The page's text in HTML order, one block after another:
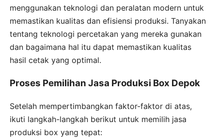
menggunakan teknologi dan peralatan modern untuk
memastikan kualitas dan efisiensi produksi. Tanyakan
tentang teknologi percetakan yang mereka gunakan
dan bagaimana hal itu dapat memastikan kualitas
hasil cetak yang optimal.
Proses Pemilihan Jasa Produksi Box Depok
Setelah mempertimbangkan faktor-faktor di atas,
ikuti langkah-langkah berikut untuk memilih jasa
produksi box yang tepat: